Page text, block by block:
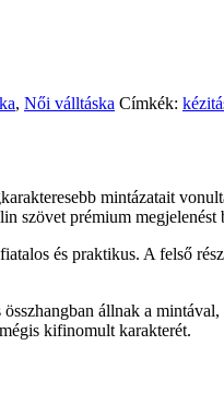
, Női válltáska Címkék:
mintázatait
szövet prémium
és praktikus. A felső
állnak a
kifinomult karakterét.